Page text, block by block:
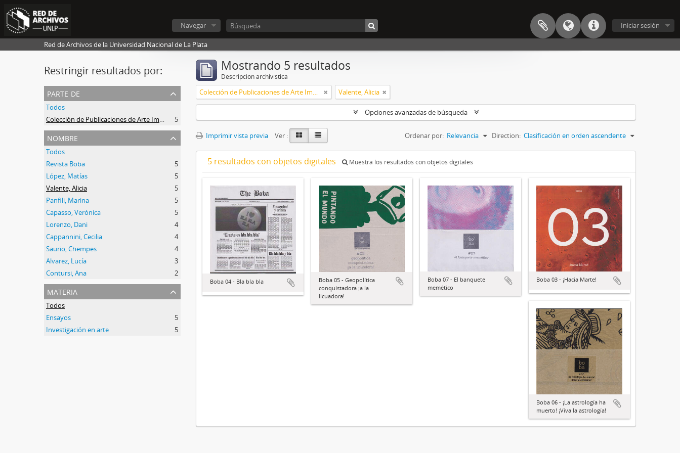
Iniciar sesión
Navegar
Red de Archivos de la Universidad Nacional de La Plata
Restringir resultados por:
parte de
Todos
Colección de Publicaciones de Arte Impreso
5
nombre
Todos
Revista Boba
5
López, Matías
5
Valente, Alicia
5
Panfili, Marina
5
Capasso, Verónica
5
Lorenzo, Dani
4
Cappannini, Cecilia
4
Saurio, Chempes
4
Alvarez, Lucía
3
Contursi, Ana
2
materia
Todos
Ensayos
5
Investigación en arte
5
Mostrando 5 resultados
Descripción archivística
Colección de Publicaciones de Arte Impreso Valente, Alicia
Opciones avanzadas de búsqueda
Imprimir vista previa Ver : Ordenar por: Relevancia Direction: Clasificación en orden ascendente
5 resultados con objetos digitales Muestra los resultados con objetos digitales
Boba 04 - Bla bla bla
Boba 05 - Geopolítica
conquistadora ¡a la
licuadora!
Boba 07 - El banquete
memético
Boba 03 - ¡Hacia Marte!
Boba 06 - ¡La astrología ha
muerto! ¡Viva la astrología!